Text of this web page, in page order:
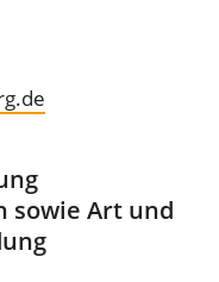
de
sowie Art und